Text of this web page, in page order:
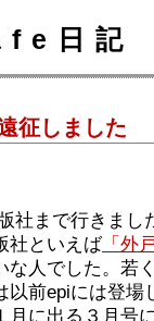
日記
征しました
社まで行きまし
社といえば「外
な人でした。若
以前epiには登場
月に出る３月号